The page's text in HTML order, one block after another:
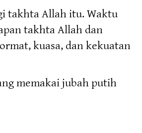
takhta Allah itu. Waktu
takhta Allah dan
kuasa, dan kekuatan
memakai jubah putih